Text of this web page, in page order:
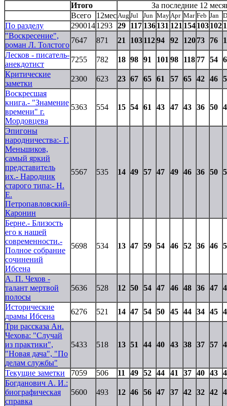
Итого
За последние 12
Всего
12мес Aug Jul Jun May Apr Mar Feb Jan
По разделу 2900141293 29 117 136131 121 154103102
"Воскресение",
роман Л. Толстого
7647 871 21 10311294 92 12073 76
Лесков - писатель-
анекдотист
7255 782 18 98 91 101 98 118 77 54
Критические
заметки
2300 623 23 67 65 61 57 65 42 46
Воскресшая
книга.- "Знамение
времени" г.
Мордовцева
5363 554 15 54 61 43 47 43 36 50
Эпигоны
народничества:- Г.
Меньшиков,
самый яркий
представитель
их.- Народник
старого типа:- Н.
Е.
Петропавловский-
Каронин
5567 535 14 49 57 47 49 46 36 50
Берне.- Близость
его к нашей
современности.-
Полное собрание
сочинений
Ибсена
5698 534 13 47 59 54 46 52 36 46
А. П. Чехов -
талант мертвой
полосы
5636 528 12 50 54 47 46 48 36 47
Исторические
драмы Ибсена
6276 521 14 47 54 50 45 44 34 45
Три рассказа Ан.
Чехова: "Случай
из практики",
"Новая дача", "По
делам службы"
5433 518 13 51 44 40 43 38 37 57
Текущие заметки 7059 506 11 49 52 44 41 37 40 43
Богданович А. И.:
биографическая
справка
5600 493 12 46 56 47 37 42 32 42